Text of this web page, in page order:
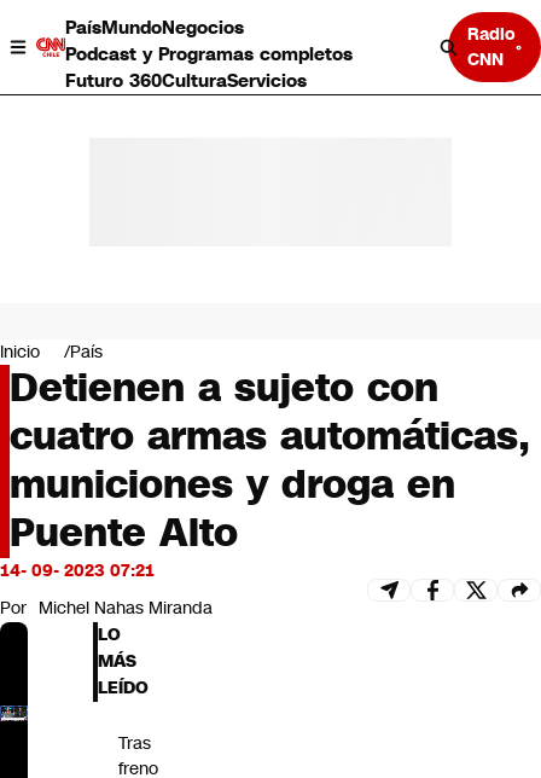
PaísMundoNegocios
Podcast y Programas completos
Futuro 360CulturaServicios
Radio
CNN
Negocios
Deportes
Programas completos
Cultura
Servicios
Bits
CNN tiempo
Futuro 360
Inicio País
Detienen a sujeto con
cuatro armas automáticas,
municiones y droga en
Puente Alto
14- 09- 2023 07:21
Por Michel Nahas Miranda
LO
MÁS
LEÍDO
Tras
freno